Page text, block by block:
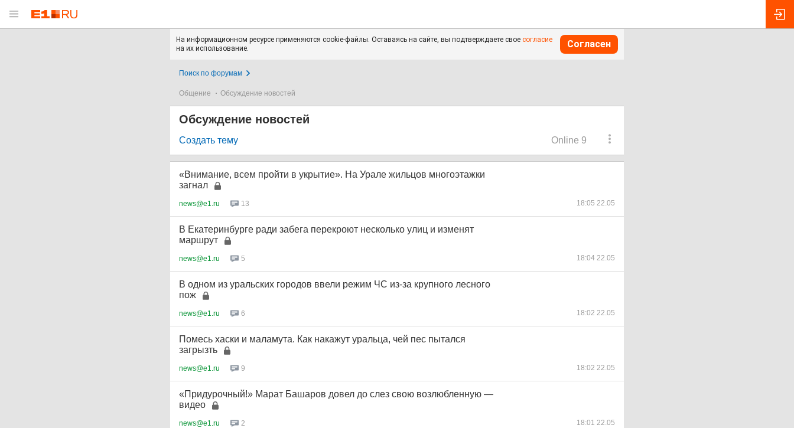
На информационном ресурсе применяются cookie-файлы. Оставаясь на сайте, вы подтверждаете свое согласие
на их использование.
Согласен
Поиск по форумам
Общение Обсуждение новостей
Обсуждение новостей
Online 9
Создать тему
«Внимание, всем пройти в укрытие». На Урале жильцов многоэтажки
загнал
news@e1.ru 13 18:05 22.05
В Екатеринбурге ради забега перекроют несколько улиц и изменят
маршрут
news@e1.ru 5 18:04 22.05
В одном из уральских городов ввели режим ЧС из-за крупного лесного
пож
news@e1.ru 6 18:02 22.05
Помесь хаски и маламута. Как накажут уральца, чей пес пытался
загрызть
news@e1.ru 9 18:02 22.05
«Придурочный!» Марат Башаров довел до слез свою возлюбленную —
видео
news@e1.ru 2 18:01 22.05